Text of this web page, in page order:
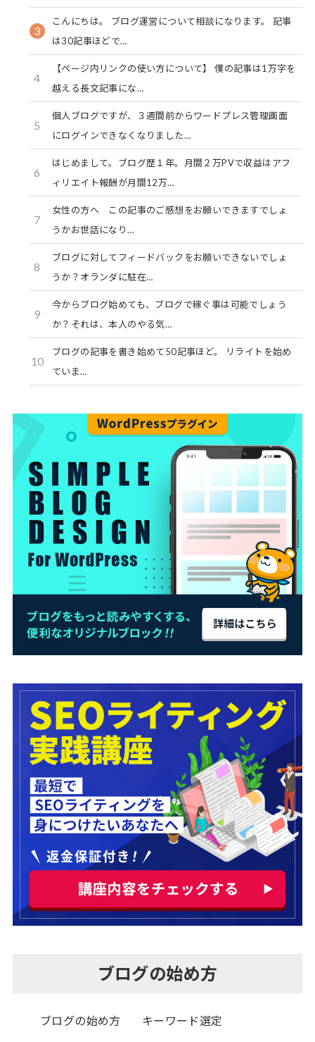
3
こんにちは。 ブログ運営について相談になります。 記事
は30記事ほどで…
4
【ページ内リンクの使い方について】 僕の記事は1万字を
越える長文記事にな…
5
個人ブログですが、３週間前からワードプレス管理画面
にログインできなくなりました…
6
はじめまして。ブログ歴１年。月間２万PVで収益はアフ
ィリエイト報酬が月間12万…
7
女性の方へ この記事のご感想をお願いできますでしょ
うかお世話になり…
8
ブログに対してフィードバックをお願いできないでしょ
うか？オランダに駐在…
9
今からブログ始めても、ブログで稼ぐ事は可能でしょう
か？それは、本人のやる気…
10
ブログの記事を書き始めて50記事ほど。 リライトを始め
ていま…
ブログの始め方
ブログの始め方 キーワード選定